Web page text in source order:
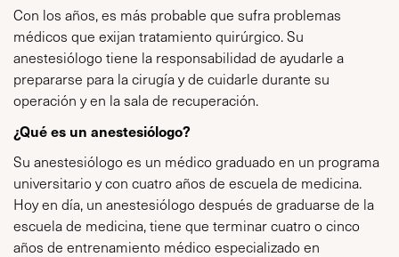
Con los años, es más probable que sufra problemas
médicos que exijan tratamiento quirúrgico. Su
anestesiólogo tiene la responsabilidad de ayudarle a
prepararse para la cirugía y de cuidarle durante su
operación y en la sala de recuperación.
¿Qué es un anestesiólogo?
Su anestesiólogo es un médico graduado en un programa
universitario y con cuatro años de escuela de medicina.
Hoy en día, un anestesiólogo después de graduarse de la
escuela de medicina, tiene que terminar cuatro o cinco
años de entrenamiento médico especializado en